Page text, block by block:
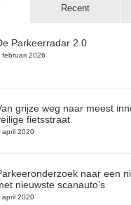
Recent
Parkeerradar 2.0
februari 2026
grijze weg naar meest
fietsstraat
april 2020
naar een
nieuwste scanauto’s
april 2020